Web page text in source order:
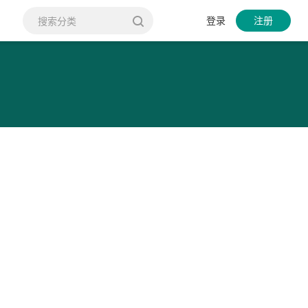
登录 注册